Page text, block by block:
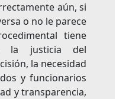
aún, si
o no le parece
tiene
la justicia del
la necesidad
y funcionarios
y transparencia,